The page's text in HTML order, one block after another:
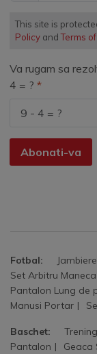
This site is
Policy andTerms
Va rugam sa
4 = ?
Abonati-va
Fotbal:
Set Arbitru
Pantalon Lung de
Manusi Portar
Baschet:
Pantalon
Geaca